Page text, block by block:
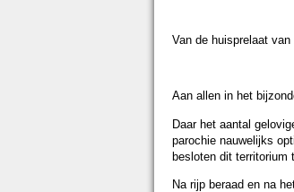
Van de huisprelaat
Aan allen in het
Daar het aantal
parochie nauwelijks
besloten dit territorium
Na rijp beraad en na